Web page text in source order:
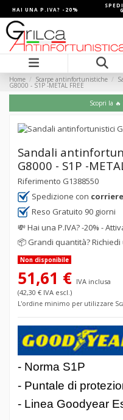
HAI UNA P.IVA? -20%
Home Scarpe antinfortunistiche
G8000 - S1P -METAL FREE
Scopri la 🔥
Sandali
G8000 - S1P -
Riferimento G1388550
Spedizione con
Reso Gratuito 90 giorni
💸Hai una P.IVA? -20% -
📦 Grandi quantità?
Non disponibile
51,61 € IVA inclusa
(42,30 € IVA escl.)
L'ordine minimo per utilizzare
- Norma S1P
- Puntale di
- Linea Goodyear